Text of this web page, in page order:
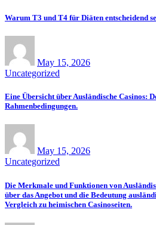
Warum T3 und T4 für Diäten entscheidend
May 15, 2026
Uncategorized
Eine Übersicht über Ausländische Casinos:
Rahmenbedingungen.
May 15, 2026
Uncategorized
Die Merkmale und Funktionen von
über das Angebot und die Bedeutung
Vergleich zu heimischen Casinoseiten.